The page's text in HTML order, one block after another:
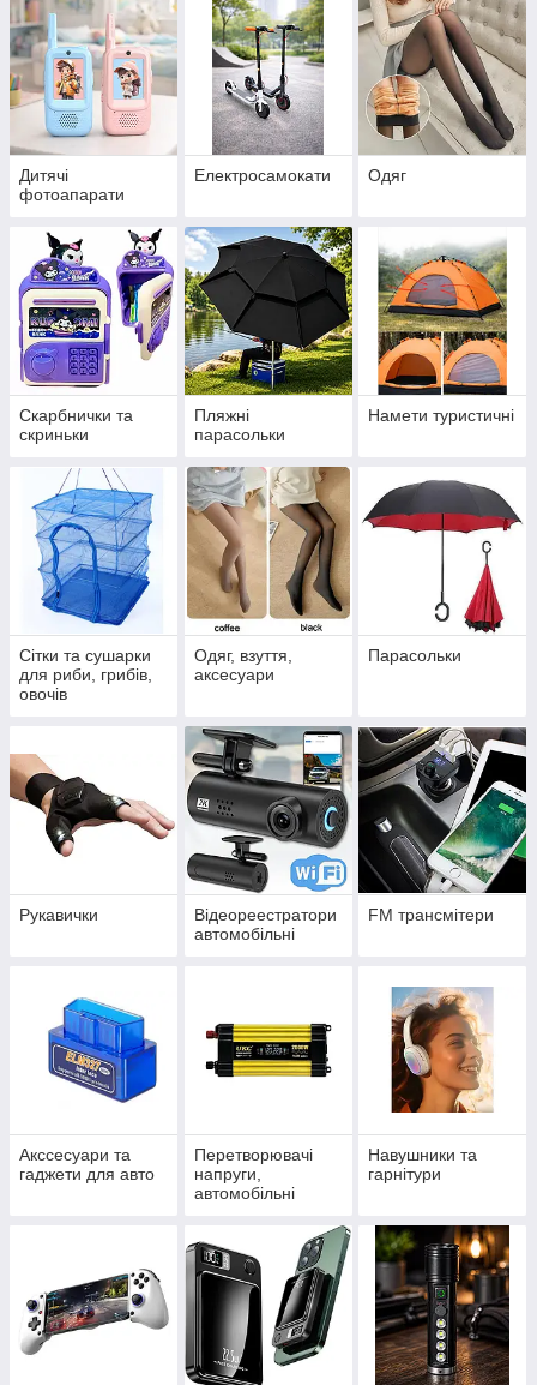
Дитячі
фотоапарати
Електросамокати Одяг
Скарбнички та
скриньки
Пляжні
парасольки
Намети туристичні
Сітки та сушарки
для риби, грибів,
овочів
Одяг, взуття,
аксесуари
Парасольки
Рукавички
Відеореестратори
автомобільні
FM трансмітери
Акссесуари та
гаджети для авто
Перетворювачі
напруги,
автомобільні
Навушники та
гарнітури